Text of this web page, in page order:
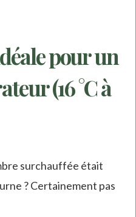
pour un
(16 °C à
surchauffée était
? Certainement pas